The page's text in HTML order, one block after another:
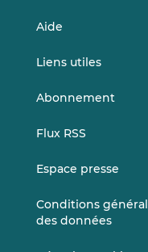
Aide
Liens utiles
Abonnement
Flux RSS
Espace presse
Conditions
des données